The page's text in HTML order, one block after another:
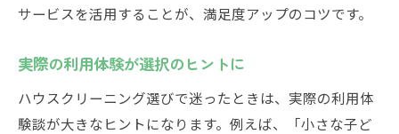
サービスを活用することが、満足度アップのコツです。
実際の利用体験が選択のヒントに
ハウスクリーニング選びで迷ったときは、実際の利用体
験談が大きなヒントになります。例えば、「小さな子ど